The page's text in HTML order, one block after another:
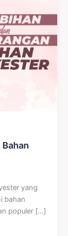
yang
bahan
populer […]